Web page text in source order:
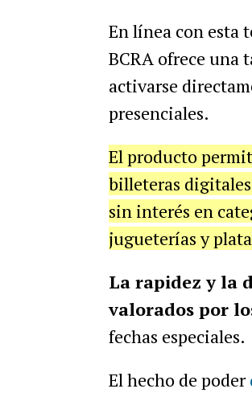
En línea con esta
BCRA ofrece una
activarse
presenciales.
El producto
billeteras digitales
sin interés en
jugueterías y
La rapidez y la
valorados por
fechas especiales.
El hecho de poder